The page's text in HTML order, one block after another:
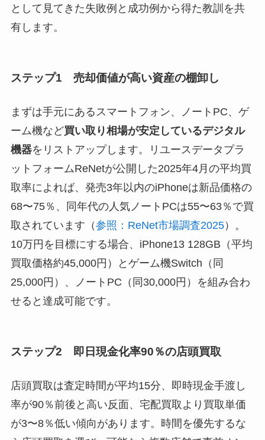
として見てきた失敗例と成功例から得た教訓を共
有します。
ステップ1 売却価値が高い資産の棚卸し
まずは手元にあるスマートフォン、ノートPC、ゲ
ーム機など買い取り相場が安定しているデジタル
機器をリストアップします。リユースデータプラ
ットフォームReNetが公開した2025年4月の平均買
取率によれば、発売3年以内のiPhoneは新品価格の
68〜75％、同年代の人気ノートPCは55〜63％で買
取されています（参照：ReNet市場調査2025）。
10万円を目標にする場合、iPhone13 128GB（平均
買取価格約45,000円）とゲーム機Switch（同
25,000円）、ノートPC（同30,000円）を組み合わ
せると達成可能です。
ステップ2 即日現金化率90％の店頭買取
店頭買取は査定時間が平均15分、即時現金手渡し
率が90％前後と高い反面、宅配買取より買取単価
が3〜8％低い傾向があります。時間を優先するな